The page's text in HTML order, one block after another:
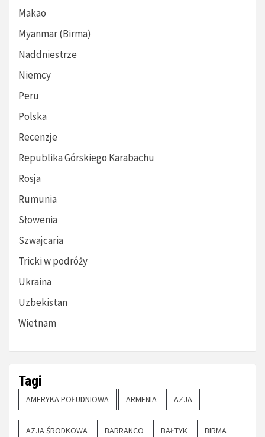
Makao
Myanmar (Birma)
Naddniestrze
Niemcy
Peru
Polska
Recenzje
Republika Górskiego Karabachu
Rosja
Rumunia
Słowenia
Szwajcaria
Tricki w podróży
Ukraina
Uzbekistan
Wietnam
Tagi
AMERYKA POŁUDNIOWA ARMENIA AZJA
AZJA ŚRODKOWA BARRANCO BAŁTYK BIRMA